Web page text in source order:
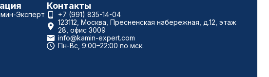
Эксперт
Контакты
+7 (991) 835-14-04
123112, Москва, Пресненская набережная, д.12, этаж
28, офис 3009
info@kamin-expert.com
Пн-Вс, 9:00–22:00 по мск.